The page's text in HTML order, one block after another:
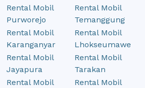
Rental Mobil
Purworejo
Rental Mobil
Temanggung
Rental Mobil
Karanganyar
Rental Mobil
Lhokseumawe
Rental Mobil
Jayapura
Rental Mobil
Tarakan
Rental Mobil
Rental Mobil